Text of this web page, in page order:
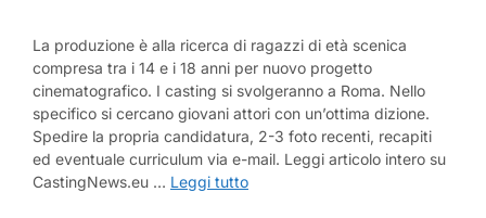
La produzione è alla ricerca di ragazzi di età scenica
compresa tra i 14 e i 18 anni per nuovo progetto
cinematografico. I casting si svolgeranno a Roma. Nello
specifico si cercano giovani attori con un’ottima dizione.
Spedire la propria candidatura, 2-3 foto recenti, recapiti
ed eventuale curriculum via e-mail. Leggi articolo intero su
CastingNews.eu … Leggi tutto